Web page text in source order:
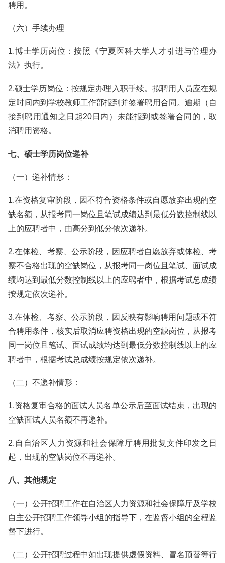
聘用。
（六）手续办理
1.博士学历岗位：按照《宁夏医科大学人才引进与管理办
法》执行。
2.硕士学历岗位：按规定办理入职手续。拟聘用人员应在规
定时间内到学校教师工作部报到并签署聘用合同。逾期（自
接到聘用通知之日起20日内）未能报到或签署合同的，取
消聘用资格。
七、硕士学历岗位递补
（一）递补情形：
1.在资格复审阶段，因不符合资格条件或自愿放弃出现的空
缺名额，从报考同一岗位且笔试成绩达到最低分数控制线以
上的应聘者中，由高分到低分依次递补。
2.在体检、考察、公示阶段，因应聘者自愿放弃或体检、考
察不合格出现的空缺岗位，从报考同一岗位且笔试、面试成
绩均达到最低分数控制线以上的应聘者中，根据考试总成绩
按规定依次递补。
3.在体检、考察、公示阶段，因反映有影响聘用问题或不符
合聘用条件，核实后取消应聘资格出现的空缺岗位，从报考
同一岗位且笔试、面试成绩均达到最低分数控制线以上的应
聘者中，根据考试总成绩按规定依次递补。
（二）不递补情形：
1.资格复审合格的面试人员名单公示后至面试结束，出现的
空缺面试人员名额不再递补。
2.自自治区人力资源和社会保障厅聘用批复文件印发之日
起，出现的空缺岗位不再递补。
八、其他规定
（一）公开招聘工作在自治区人力资源和社会保障厅及学校
自主公开招聘工作领导小组的指导下，在监督小组的全程监
督下进行。
（二）公开招聘过程中如出现提供虚假资料、冒名顶替等行